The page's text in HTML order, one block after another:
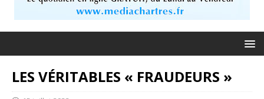
LES VÉRITABLES « FRAUDEURS »